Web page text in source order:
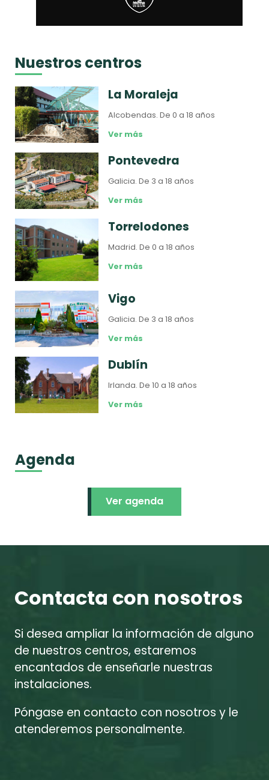
Nuestros centros
La Moraleja
Alcobendas.De 0 a 18 años
Ver más
Pontevedra
Galicia.De 3 a 18 años
Ver más
Torrelodones
Madrid.De 0 a 18 años
Ver más
Vigo
Galicia.De 3 a 18 años
Ver más
Dublín
Irlanda.De 10 a 18 años
Ver más
Agenda
Ver agenda
Contacta con nosotros
Si desea ampliar la información de alguno
de nuestros centros, estaremos
encantados de enseñarle nuestras
instalaciones.
Póngase en contacto con nosotros y le
atenderemos personalmente.